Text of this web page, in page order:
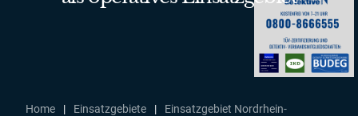
Home | Einsatzgebiete |
Einsatzgebiet Nordrhein-